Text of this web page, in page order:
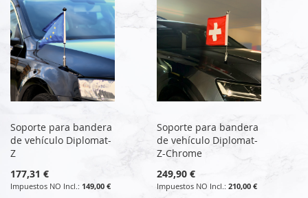
Soporte para bandera
de vehículo Diplomat-
Z
177,31 €
149,00 €
Soporte para bandera
de vehículo Diplomat-
Z-Chrome
249,90 €
210,00 €